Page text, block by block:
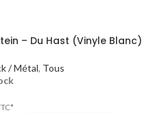
– Du Hast (Vinyle Blanc)
/ Métal, Tous